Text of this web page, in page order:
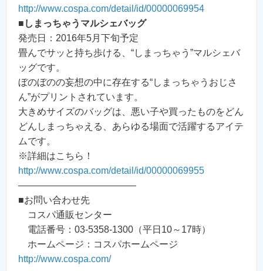
http://www.cospa.com/detail/id/00000069954
■ しまっちゃうマルシェバッグ
発売日：2016年5月下旬予定
畳んでサッと持ち歩ける、“しまっちゃう”マルシェバ
ッグです。
ぼのぼのの妄想の中に存在する“しまっちゃうおじさ
ん”がプリントされています。
大きめサイズのバッグは、悪い子や買ったものをどん
どんしまっちゃえる、あらゆる場面で活躍するアイテ
ムです。
※詳細はこちら！
http://www.cospa.com/detail/id/00000069955
————————————–
■お問い合わせ先
コスパ通販センター
電話番号：03-5358-1300（平日10～17時）
ホームページ：コスパホームページ
http://www.cospa.com/